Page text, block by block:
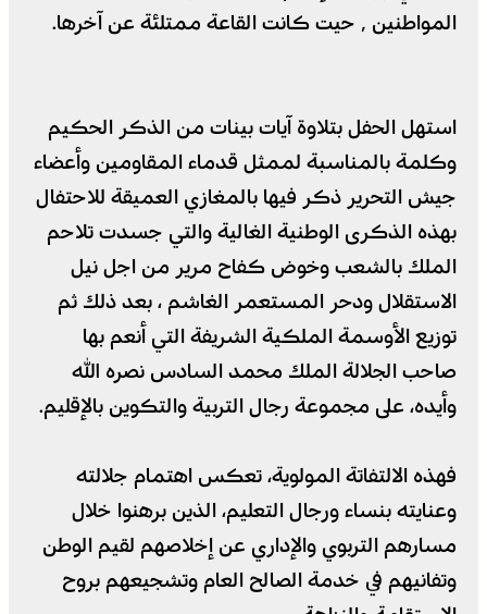
المواطنين ٬ حيت كانت القاعة ممتلئة عن آخرها.
استهل الحفل بتلاوة آيات بينات من الذكر الحكيم
وكلمة بالمناسبة لممثل قدماء المقاومين وأعضاء
جيش التحرير ذكر فيها بالمغازي العميقة للاحتفال
بهذه الذكرى الوطنية الغالية والتي جسدت تلاحم
الملك بالشعب وخوض كفاح مرير من اجل نيل
الاستقلال ودحر المستعمر الغاشم ، بعد ذلك ثم
توزيع الأوسمة الملكية الشريفة التي أنعم بها
صاحب الجلالة الملك محمد السادس نصره الله
وأيده، على مجموعة رجال التربية والتكوين بالإقليم.
فهذه الالتفاتة المولوية، تعكس اهتمام جلالته
وعنايته بنساء ورجال التعليم، الذين برهنوا خلال
مسارهم التربوي والإداري عن إخلاصهم لقيم الوطن
وتفانيهم في خدمة الصالح العام وتشجيعهم بروح